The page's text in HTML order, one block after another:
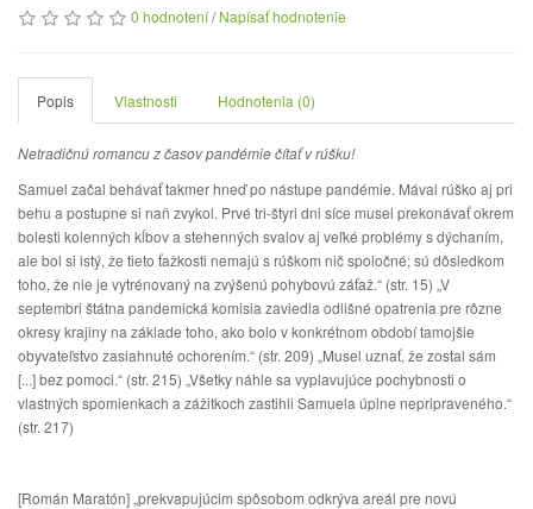
0 hodnotení/Napísať hodnotenie
Popis Vlastnosti Hodnotenia (0)
Netradičnú romancu z časov pandémie čítať v rúšku!
Samuel začal behávať takmer hneď po nástupe pandémie. Mával rúško aj pri
behu a postupne si naň zvykol. Prvé tri-štyri dni síce musel prekonávať okrem
bolesti kolenných kĺbov a stehenných svalov aj veľké problémy s dýchaním,
ale bol si istý, že tieto ťažkosti nemajú s rúškom nič spoločné; sú dôsledkom
toho, že nie je vytrénovaný na zvýšenú pohybovú záťaž.“ (str. 15) „V
septembri štátna pandemická komisia zaviedla odlišné opatrenia pre rôzne
okresy krajiny na základe toho, ako bolo v konkrétnom období tamojšie
obyvateľstvo zasiahnuté ochorením.“ (str. 209) „Musel uznať, že zostal sám
[...] bez pomoci.“ (str. 215) „Všetky náhle sa vyplavujúce pochybnosti o
vlastných spomienkach a zážitkoch zastihli Samuela úplne nepripraveného.“
(str. 217)
[Román Maratón] „prekvapujúcim spôsobom odkrýva areál pre novú